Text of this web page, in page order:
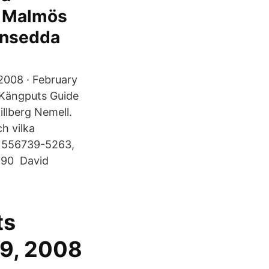
· February
Guide
Nemell.
vilka
5263,
David
2008